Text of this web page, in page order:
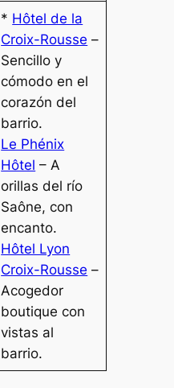
* Hôtel de la
Croix-Rousse –
Sencillo y
cómodo en el
corazón del
barrio.
Le Phénix
Hôtel – A
orillas del río
Saône, con
encanto.
Hôtel Lyon
Croix-Rousse –
Acogedor
boutique con
vistas al
barrio.